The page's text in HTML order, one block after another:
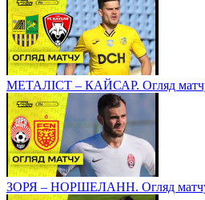
МЕТАЛІСТ – КАЙСАР. Огляд
ЗОРЯ – НОРШЕЛАНН. Огляд матчу.